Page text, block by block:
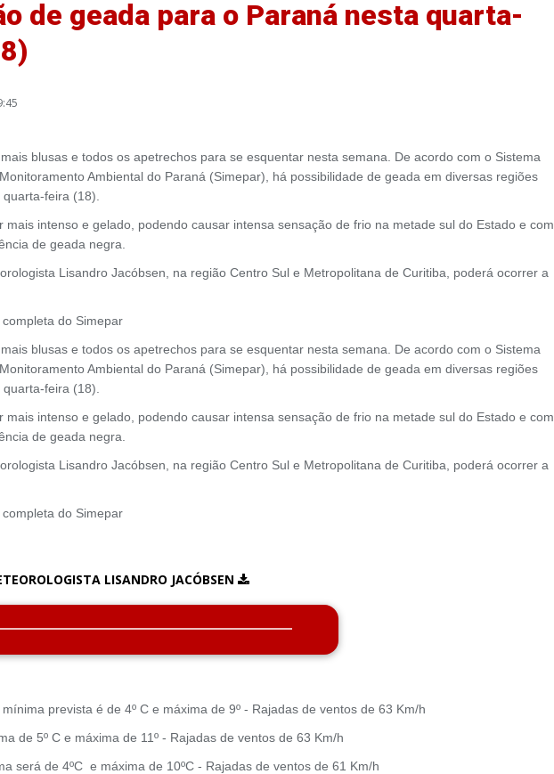
de geada para o Paraná nesta quarta-
blusas e todos os apetrechos para se esquentar nesta semana. De acordo com o Sistema
Ambiental do Paraná (Simepar), há possibilidade de geada em diversas regiões
feira (18).
mais intenso e gelado, podendo causar intensa sensação de frio na metade sul do Estado e com
de geada negra.
Lisandro Jacóbsen, na região Centro Sul e Metropolitana de Curitiba, poderá ocorrer a
do Simepar
blusas e todos os apetrechos para se esquentar nesta semana. De acordo com o Sistema
Ambiental do Paraná (Simepar), há possibilidade de geada em diversas regiões
feira (18).
mais intenso e gelado, podendo causar intensa sensação de frio na metade sul do Estado e com
de geada negra.
Lisandro Jacóbsen, na região Centro Sul e Metropolitana de Curitiba, poderá ocorrer a
do Simepar
LISANDRO JACÓBSEN
prevista é de 4º C e máxima de 9º - Rajadas de ventos de 63 Km/h
de 5º C e máxima de 11º - Rajadas de ventos de 63 Km/h
será de 4ºC e máxima de 10ºC - Rajadas de ventos de 61 Km/h